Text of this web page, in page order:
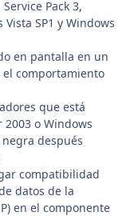
Pack 3,
SP1 y Windows
en pantalla en un
el comportamiento
que está
2003 o Windows
después
compatibilidad
datos de la
en el componente